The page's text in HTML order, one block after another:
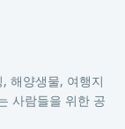
해양생물, 여행지
사람들을 위한 공